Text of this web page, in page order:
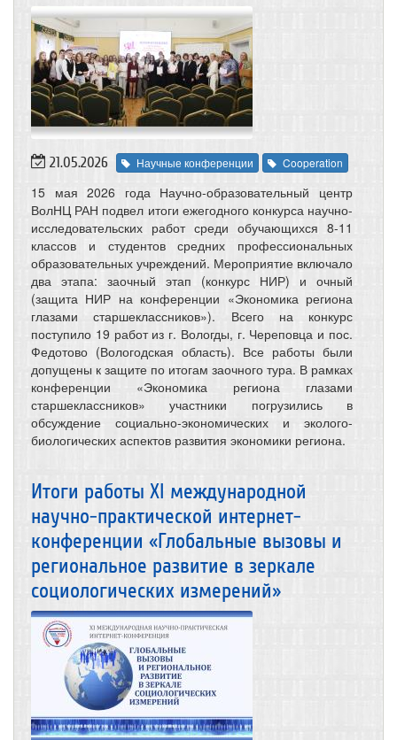
21.05.2026 Научные конференции Cooperation
15 мая 2026 года Научно-образовательный центр
ВолНЦ РАН подвел итоги ежегодного конкурса научно-
исследовательских работ среди обучающихся 8-11
классов и студентов средних профессиональных
образовательных учреждений. Мероприятие включало
два этапа: заочный этап (конкурс НИР) и очный
(защита НИР на конференции «Экономика региона
глазами старшеклассников»). Всего на конкурс
поступило 19 работ из г. Вологды, г. Череповца и пос.
Федотово (Вологодская область). Все работы были
допущены к защите по итогам заочного тура. В рамках
конференции «Экономика региона глазами
старшеклассников» участники погрузились в
обсуждение социально-экономических и эколого-
биологических аспектов развития экономики региона.
Итоги работы XI международной
научно-практической интернет-
конференции «Глобальные вызовы и
региональное развитие в зеркале
социологических измерений»